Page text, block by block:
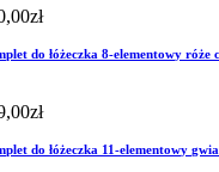
zł
do łóżeczka 8-elementowy
zł
do łóżeczka 11-elementowy